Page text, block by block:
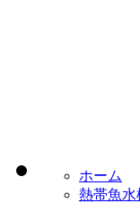
ホーム
熱帯魚水